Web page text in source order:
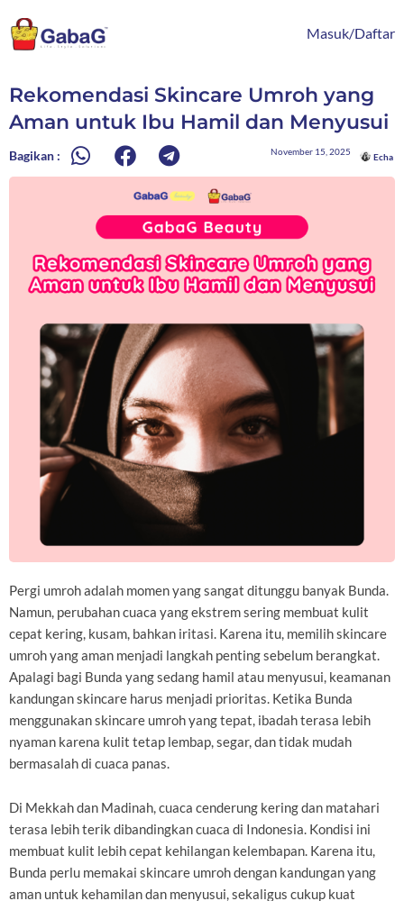
ke
konten
Masuk/Daftar
Rekomendasi Skincare Umroh yang
Aman untuk Ibu Hamil dan Menyusui
Bagikan : November 15, 2025
Echa
Pergi umroh adalah momen yang sangat ditunggu banyak Bunda.
Namun, perubahan cuaca yang ekstrem sering membuat kulit
cepat kering, kusam, bahkan iritasi. Karena itu, memilih skincare
umroh yang aman menjadi langkah penting sebelum berangkat.
Apalagi bagi Bunda yang sedang hamil atau menyusui, keamanan
kandungan skincare harus menjadi prioritas. Ketika Bunda
menggunakan skincare umroh yang tepat, ibadah terasa lebih
nyaman karena kulit tetap lembap, segar, dan tidak mudah
bermasalah di cuaca panas.
Di Mekkah dan Madinah, cuaca cenderung kering dan matahari
terasa lebih terik dibandingkan cuaca di Indonesia. Kondisi ini
membuat kulit lebih cepat kehilangan kelembapan. Karena itu,
Bunda perlu memakai skincare umroh dengan kandungan yang
aman untuk kehamilan dan menyusui, sekaligus cukup kuat